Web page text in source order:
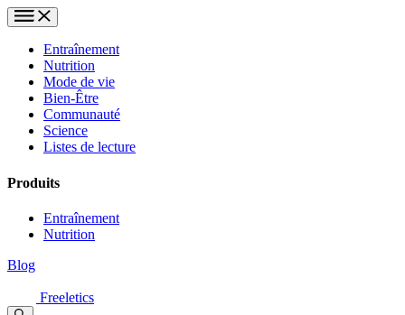
Entraînement
Nutrition
Mode de vie
Bien-Être
Communauté
Science
Listes de lecture
Produits
Entraînement
Nutrition
Blog
Freeletics